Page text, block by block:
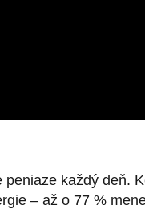
každý deň.
– až o 77 %